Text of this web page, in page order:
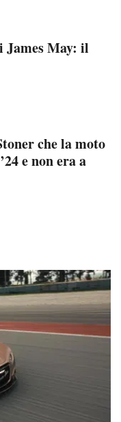
May: il
che la moto
e non era a